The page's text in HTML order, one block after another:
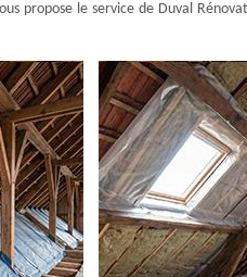
propose le service de Duval